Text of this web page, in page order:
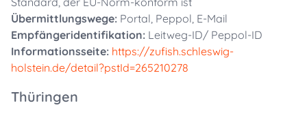
Übermittlungswege: Portal, Peppol, E-Mail
Empfängeridentifikation: Leitweg-ID/ Peppol-ID
Informationsseite: https://zufish.schleswig-
holstein.de/detail?pstId=265210278
Thüringen